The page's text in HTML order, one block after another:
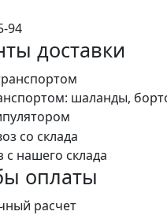
94
доставки
шаланды,
нашего склада
оплаты